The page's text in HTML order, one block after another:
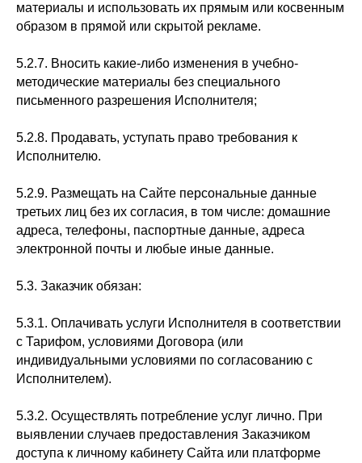
материалы и использовать их прямым или косвенным
образом в прямой или скрытой рекламе.
5.2.7. Вносить какие-либо изменения в учебно-
методические материалы без специального
письменного разрешения Исполнителя;
5.2.8. Продавать, уступать право требования к
Исполнителю.
5.2.9. Размещать на Сайте персональные данные
третьих лиц без их согласия, в том числе: домашние
адреса, телефоны, паспортные данные, адреса
электронной почты и любые иные данные.
5.3. Заказчик обязан:
5.3.1. Оплачивать услуги Исполнителя в соответствии
с Тарифом, условиями Договора (или
индивидуальными условиями по согласованию с
Исполнителем).
5.3.2. Осуществлять потребление услуг лично. При
выявлении случаев предоставления Заказчиком
доступа к личному кабинету Сайта или платформе